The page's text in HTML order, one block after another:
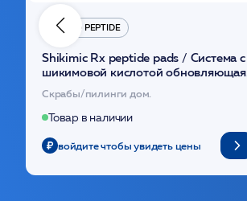
HYDRO PEPTIDE
Shikimic Rx peptide pads / Cистема с
шикимовой кислотой обновляющая
(30шт) /HP
Скрабы/пилинги дом.
Товар в наличии
войдите чтобы увидеть цены